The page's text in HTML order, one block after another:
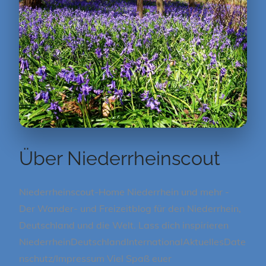
Über Niederrheinscout
Niederrheinscout-Home Niederrhein und mehr -
Der Wander- und Freizeitblog für den Niederrhein,
Deutschland und die Welt. Lass dich inspirieren
NiederrheinDeutschlandInternationalAktuellesDate
nschutz/Impressum Viel Spaß euer